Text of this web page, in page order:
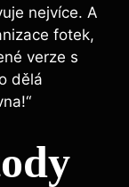
nejvíce. A
fotek,
verze s
dělá